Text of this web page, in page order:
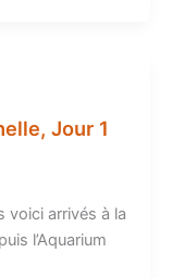
Jour 1
voici arrivés à la
l’Aquarium